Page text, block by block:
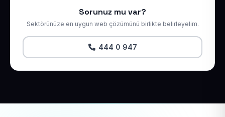
Sorunuz mu var?
Sektörünüze en uygun web çözümünü birlikte belirleyelim.
444 0 947